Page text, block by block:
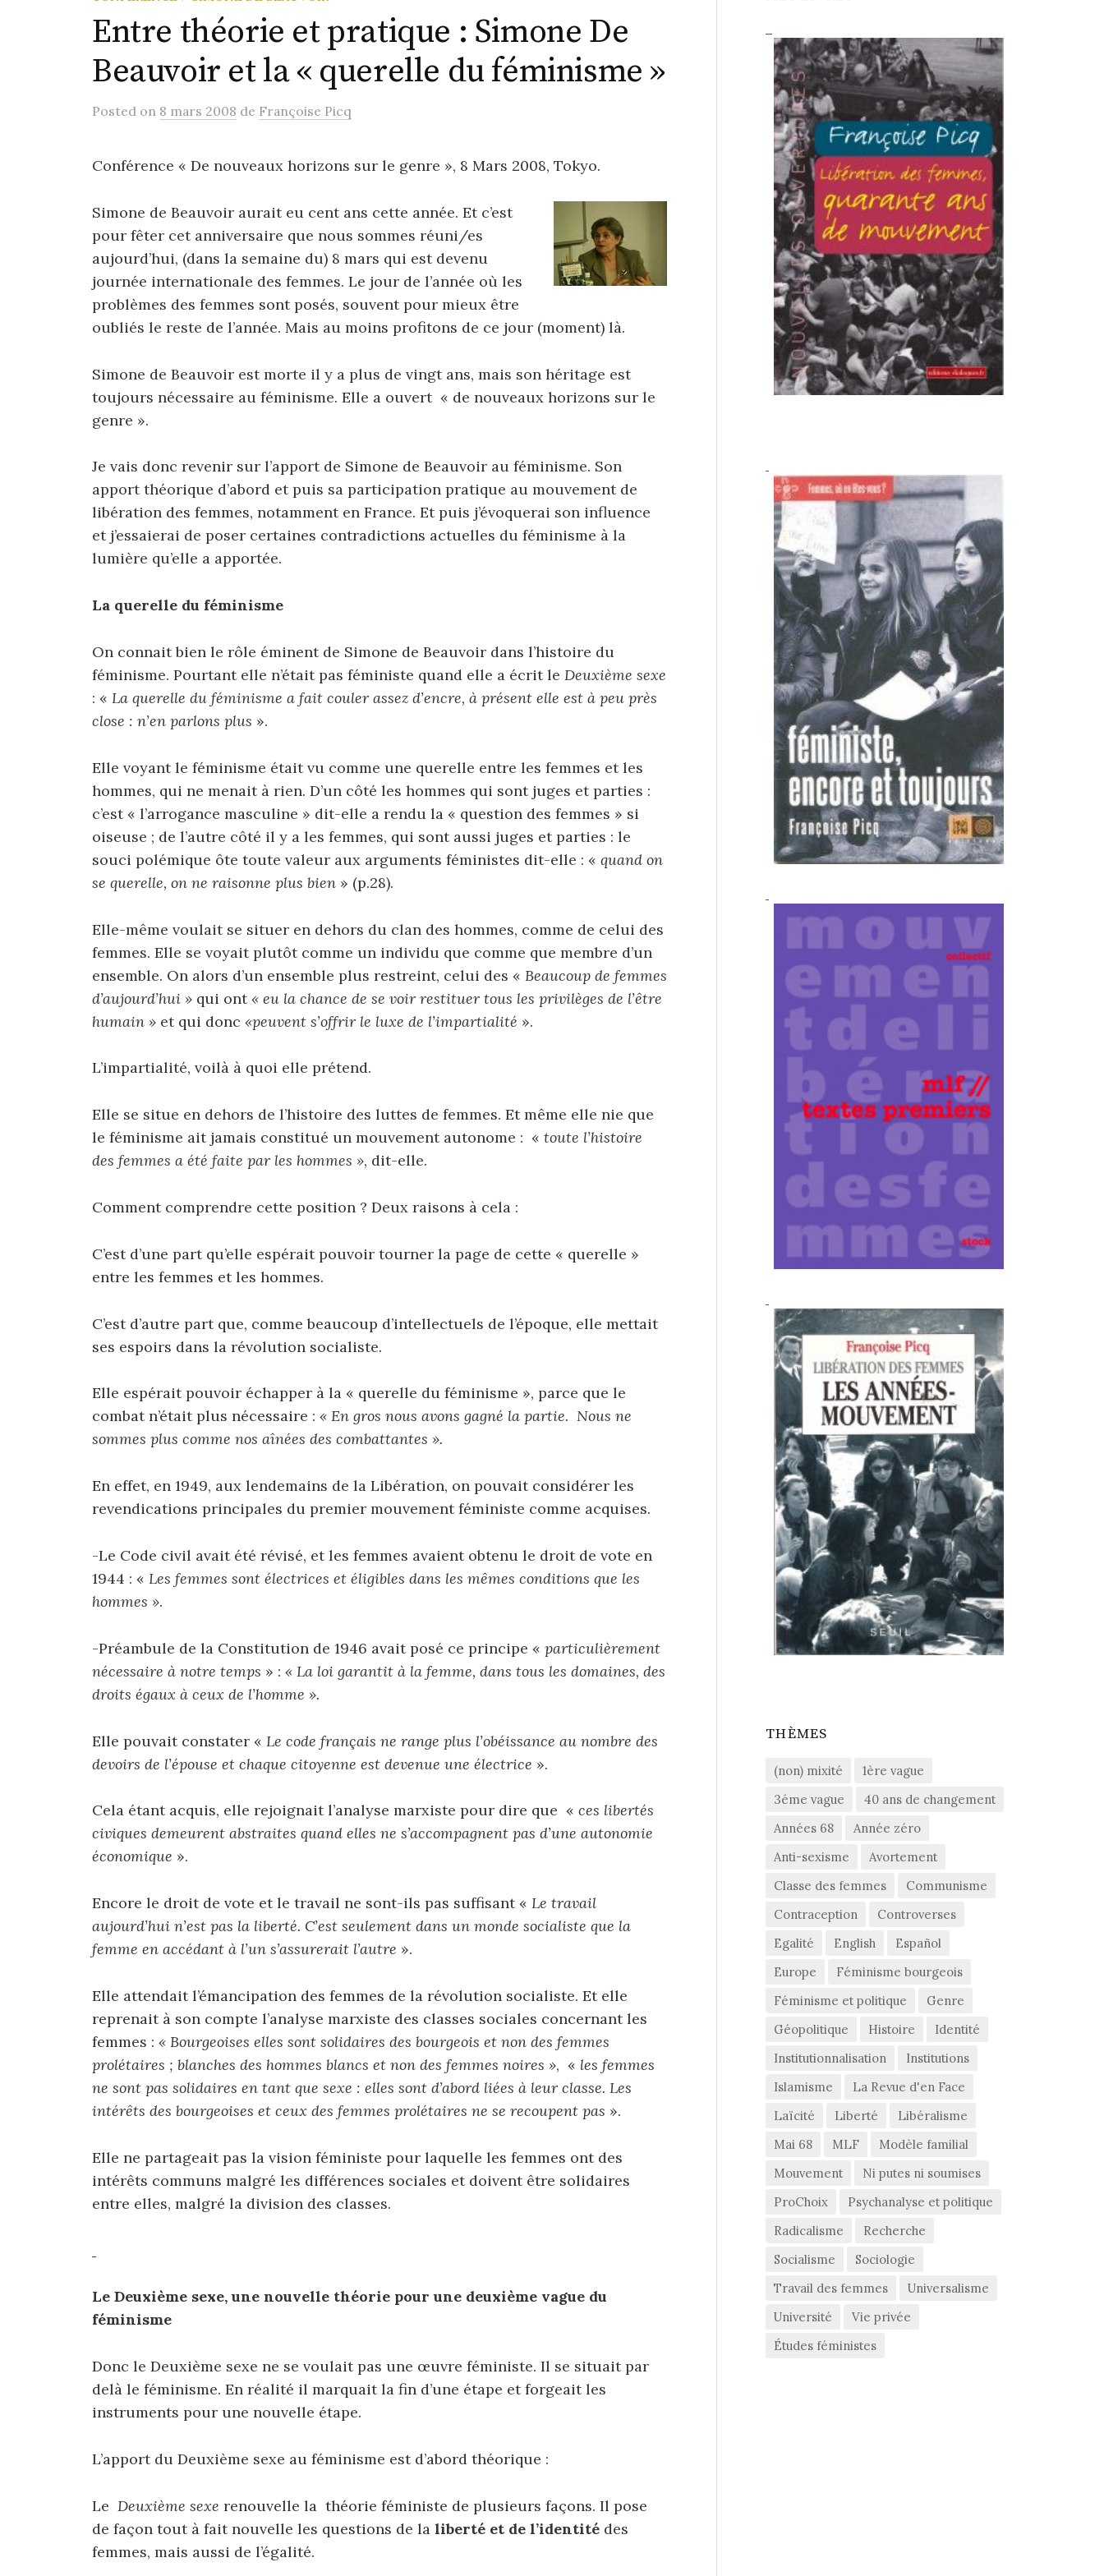
Entre théorie et pratique : Simone De
Beauvoir et la « querelle du féminisme »
Posted on 8 mars 2008 de Françoise Picq
Conférence « De nouveaux horizons sur le genre », 8 Mars 2008, Tokyo.
Simone de Beauvoir aurait eu cent ans cette année. Et c’est
pour fêter cet anniversaire que nous sommes réuni/es
aujourd’hui, (dans la semaine du) 8 mars qui est devenu
journée internationale des femmes. Le jour de l’année où les
problèmes des femmes sont posés, souvent pour mieux être
oubliés le reste de l’année. Mais au moins profitons de ce jour (moment) là.
Simone de Beauvoir est morte il y a plus de vingt ans, mais son héritage est
toujours nécessaire au féminisme. Elle a ouvert « de nouveaux horizons sur le
genre ».
Je vais donc revenir sur l’apport de Simone de Beauvoir au féminisme. Son
apport théorique d’abord et puis sa participation pratique au mouvement de
libération des femmes, notamment en France. Et puis j’évoquerai son influence
et j’essaierai de poser certaines contradictions actuelles du féminisme à la
lumière qu’elle a apportée.
La querelle du féminisme
On connait bien le rôle éminent de Simone de Beauvoir dans l’histoire du
féminisme. Pourtant elle n’était pas féministe quand elle a écrit le Deuxième sexe
: « La querelle du féminisme a fait couler assez d’encre, à présent elle est à peu près
close : n’en parlons plus ».
Elle voyant le féminisme était vu comme une querelle entre les femmes et les
hommes, qui ne menait à rien. D’un côté les hommes qui sont juges et parties :
c’est « l’arrogance masculine » dit-elle a rendu la « question des femmes » si
oiseuse ; de l’autre côté il y a les femmes, qui sont aussi juges et parties : le
souci polémique ôte toute valeur aux arguments féministes dit-elle : « quand on
se querelle, on ne raisonne plus bien » (p.28).
Elle-même voulait se situer en dehors du clan des hommes, comme de celui des
femmes. Elle se voyait plutôt comme un individu que comme que membre d’un
ensemble. On alors d’un ensemble plus restreint, celui des « Beaucoup de femmes
d’aujourd’hui » qui ont« eu la chance de se voir restituer tous les privilèges de l’être
humain » et qui donc «peuvent s’offrir le luxe de l’impartialité ».
L’impartialité, voilà à quoi elle prétend.
Elle se situe en dehors de l’histoire des luttes de femmes. Et même elle nie que
le féminisme ait jamais constitué un mouvement autonome : « toute l’histoire
des femmes a été faite par les hommes », dit-elle.
Comment comprendre cette position ? Deux raisons à cela :
C’est d’une part qu’elle espérait pouvoir tourner la page de cette « querelle »
entre les femmes et les hommes.
C’est d’autre part que, comme beaucoup d’intellectuels de l’époque, elle mettait
ses espoirs dans la révolution socialiste.
Elle espérait pouvoir échapper à la « querelle du féminisme », parce que le
combat n’était plus nécessaire : « En gros nous avons gagné la partie. Nous ne
sommes plus comme nos aînées des combattantes ».
En effet, en 1949, aux lendemains de la Libération, on pouvait considérer les
revendications principales du premier mouvement féministe comme acquises.
-Le Code civil avait été révisé, et les femmes avaient obtenu le droit de vote en
1944 : « Les femmes sont électrices et éligibles dans les mêmes conditions que les
hommes ».
-Préambule de la Constitution de 1946 avait posé ce principe « particulièrement
nécessaire à notre temps » : « La loi garantit à la femme, dans tous les domaines, des
droits égaux à ceux de l’homme ».
Elle pouvait constater « Le code français ne range plus l’obéissance au nombre des
devoirs de l’épouse et chaque citoyenne est devenue une électrice ».
Cela étant acquis, elle rejoignait l’analyse marxiste pour dire que « ces libertés
civiques demeurent abstraites quand elles ne s’accompagnent pas d’une autonomie
économique ».
Encore le droit de vote et le travail ne sont-ils pas suffisant « Le travail
aujourd’hui n’est pas la liberté. C’est seulement dans un monde socialiste que la
femme en accédant à l’un s’assurerait l’autre ».
Elle attendait l’émancipation des femmes de la révolution socialiste. Et elle
reprenait à son compte l’analyse marxiste des classes sociales concernant les
femmes : « Bourgeoises elles sont solidaires des bourgeois et non des femmes
prolétaires ; blanches des hommes blancs et non des femmes noires », « les femmes
ne sont pas solidaires en tant que sexe : elles sont d’abord liées à leur classe. Les
intérêts des bourgeoises et ceux des femmes prolétaires ne se recoupent pas ».
Elle ne partageait pas la vision féministe pour laquelle les femmes ont des
intérêts communs malgré les différences sociales et doivent être solidaires
entre elles, malgré la division des classes.
Le Deuxième sexe, une nouvelle théorie pour une deuxième vague du
féminisme
Donc le Deuxième sexe ne se voulait pas une œuvre féministe. Il se situait par
delà le féminisme. En réalité il marquait la fin d’une étape et forgeait les
instruments pour une nouvelle étape.
L’apport du Deuxième sexe au féminisme est d’abord théorique :
Le Deuxième sexe renouvelle la théorie féministe de plusieurs façons. Il pose
de façon tout à fait nouvelle les questions de la liberté et de l’identité des
femmes, mais aussi de l’égalité.
THÈMES
(non) mixité
1ère vague
3éme vague
40 ans de changement
Années 68
Année zéro
Anti-sexisme
Avortement
Classe des femmes
Communisme
Contraception
Controverses
Egalité
English
Español
Europe
Féminisme bourgeois
Féminisme et politique
Genre
Géopolitique
Histoire
Identité
Institutionnalisation
Institutions
Islamisme
La Revue d'en Face
Laïcité
Liberté
Libéralisme
Mai 68
MLF
Modèle familial
Mouvement
Ni putes ni soumises
ProChoix
Psychanalyse et politique
Radicalisme
Recherche
Socialisme
Sociologie
Travail des femmes
Universalisme
Université
Vie privée
Études féministes